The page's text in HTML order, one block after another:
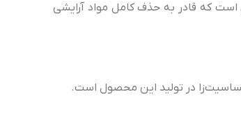
که قادر به حذف کامل مواد آرایشی
در تولید این محصول است.